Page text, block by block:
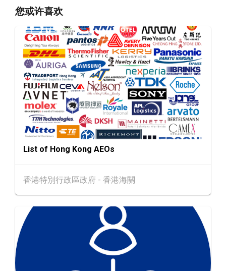
13-17
香港
香港贸发局家电‧家居‧博览 2026 (香港会议展
览中心)
13-15
AUG
香港
13.08.2026 - 15.08.2026
国际现代化中医药及健康产品会议 2026 (香港
会议展览中心)
13-15
AUG
香港
13.08.2026 - 15.08.2026
香港贸发局美食商贸博览 2026 (香港会议展览
中心)
13-15
AUG
香港
13.08.2026 - 15.08.2026
香港贸发局香港国际茶展 2026 (香港会议展览
中心)
13-17
香港
13.08.2026 - 17.08.2026
25-27
25.08.2026 - 27.08.2026
中国国际纺织⾯料及辅料（秋冬）博览会 (202
6年8月25至27日)
26.08.2026
您或许喜欢
List of Hong Kong AEOs
香港特別行政區政府 - 香港海關